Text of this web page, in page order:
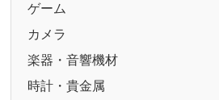
ゲーム
カメラ
楽器・音響機材
時計・貴金属